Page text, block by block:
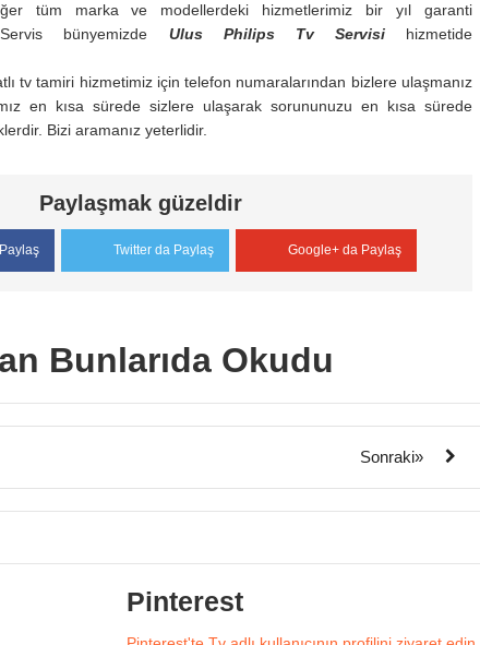
tüm marka ve modellerdeki hizmetlerimiz bir yıl garanti
Servis bünyemizde Ulus PhilipsTv Servisihizmetide
tv tamiri hizmetimiz için telefon numaralarından bizlere ulaşmanız
en kısa sürede sizlere ulaşarak sorununuzu en kısa sürede
Bizi aramanız yeterlidir.
Paylaşmak güzeldir
Twitter da Paylaş Google+ da Paylaş
Bunlarıda Okudu
Sonraki»
Pinterest